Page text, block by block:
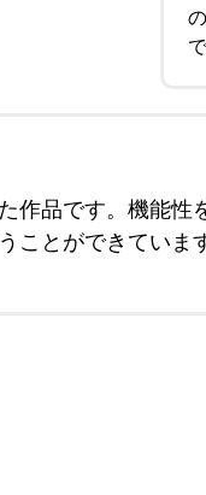
作品です。機能
ことができていま